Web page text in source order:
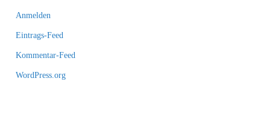
Anmelden
Eintrags-Feed
Kommentar-Feed
WordPress.org